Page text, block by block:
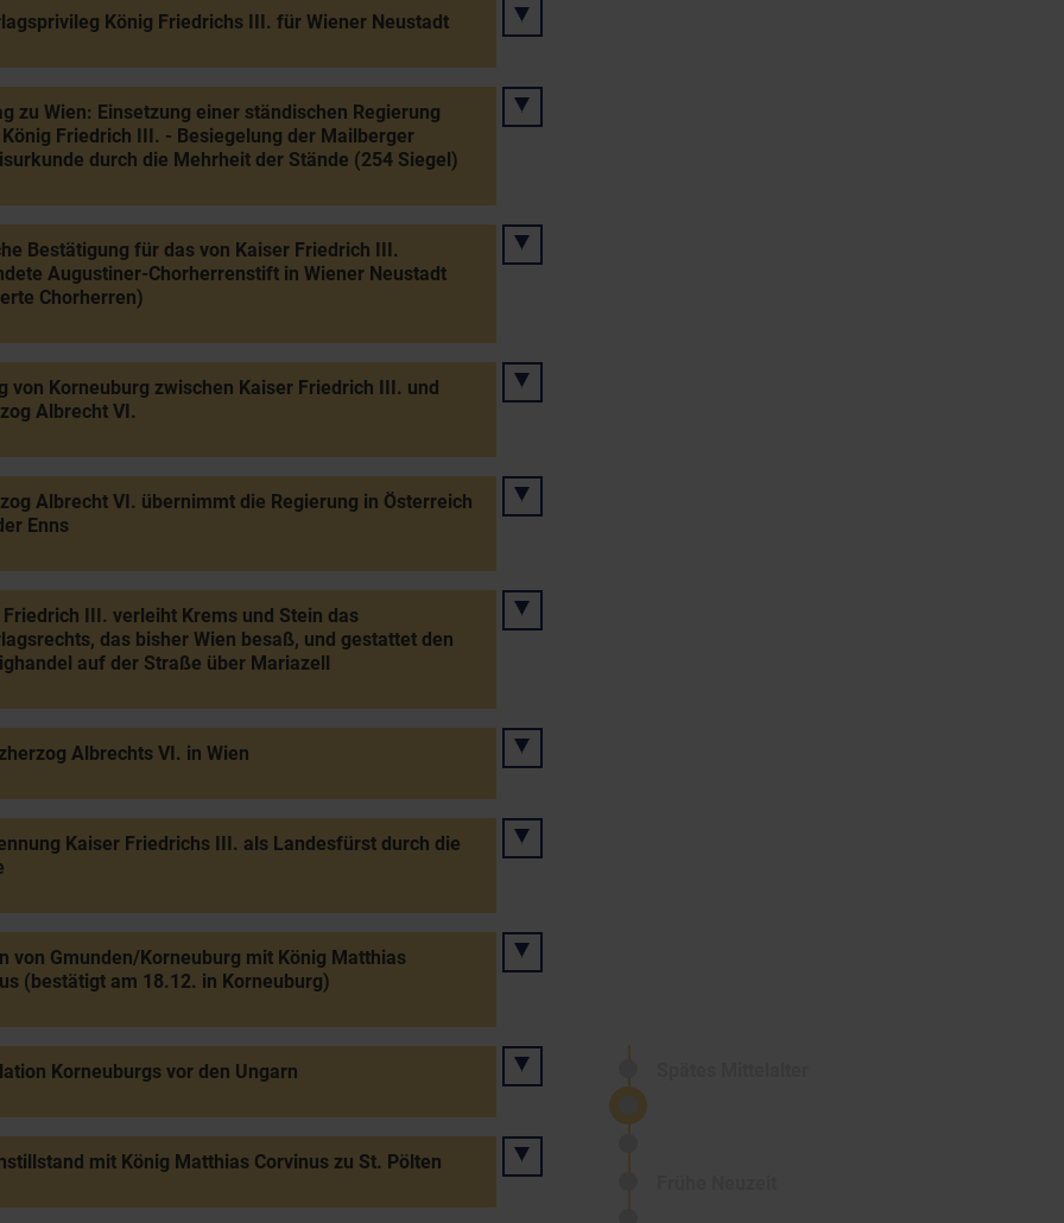
König Friedrichs III. für Wiener Neustadt
zu Wien: Einsetzung einer ständischen Regierung
Friedrich III. - Besiegelung der Mailberger
durch die Mehrheit der Stände (254 Siegel)
Bestätigung für das von Kaiser Friedrich III.
Augustiner-Chorherrenstift in Wiener Neustadt
Chorherren)
von Korneuburg zwischen Kaiser Friedrich III. und
Albrecht VI.
Albrecht VI. übernimmt die Regierung in Österreich
Enns
Friedrich III. verleiht Krems und Stein das
das bisher Wien besaß, und gestattet den
auf der Straße über Mariazell
Albrechts VI. in Wien
Kaiser Friedrichs III. als Landesfürst durch die
von Gmunden/Korneuburg mit König Matthias
(bestätigt am 18.12. in Korneuburg)
Korneuburgs vor den Ungarn
mit König Matthias Corvinus zu St. Pölten